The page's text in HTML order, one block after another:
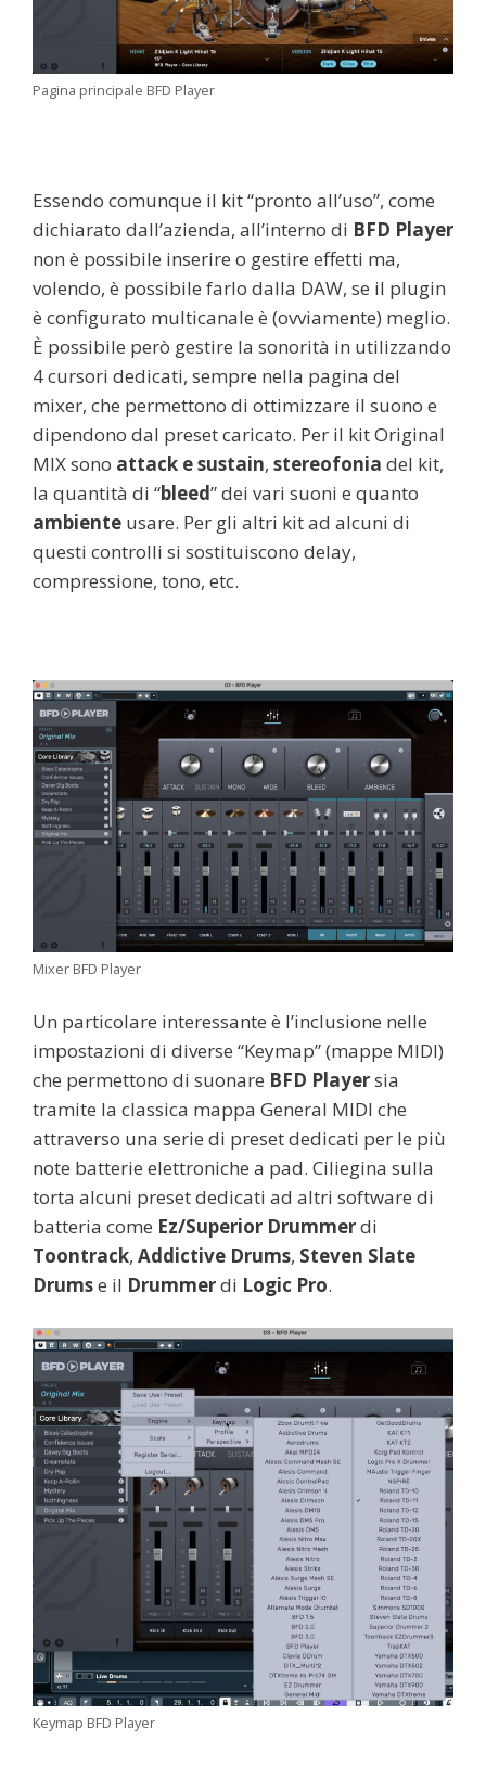
Pagina principale BFD Player
Essendo comunque il kit “pronto all’uso”, come
dichiarato dall’azienda, all’interno di BFD Player
non è possibile inserire o gestire effetti ma,
volendo, è possibile farlo dalla DAW, se il plugin
è configurato multicanale è (ovviamente) meglio.
È possibile però gestire la sonorità in utilizzando
4 cursori dedicati, sempre nella pagina del
mixer, che permettono di ottimizzare il suono e
dipendono dal preset caricato. Per il kit Original
MIX sono attack e sustain, stereofonia del kit,
la quantità di “bleed” dei vari suoni e quanto
ambiente usare. Per gli altri kit ad alcuni di
questi controlli si sostituiscono delay,
compressione, tono, etc.
Mixer BFD Player
Un particolare interessante è l’inclusione nelle
impostazioni di diverse “Keymap” (mappe MIDI)
che permettono di suonare BFD Playersia
tramite la classica mappa General MIDI che
attraverso una serie di preset dedicati per le più
note batterie elettroniche a pad. Ciliegina sulla
torta alcuni preset dedicati ad altri software di
batteria come Ez/Superior Drummerdi
Toontrack, Addictive Drums, Steven Slate
Drumse il Drummerdi Logic Pro.
Keymap BFD Player